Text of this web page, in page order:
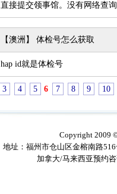
直接提交领事馆。没有网络查
【澳洲】 体检号怎么获取
hap id就是体检号
3 4 5 6 7 8 9 10
Copyright 2009
地址：福州市仓山区金榕南路
加拿大/马来西亚预约